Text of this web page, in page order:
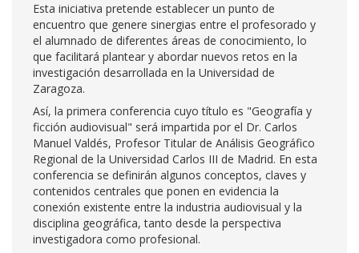
Esta iniciativa pretende establecer un punto de
encuentro que genere sinergias entre el profesorado y
el alumnado de diferentes áreas de conocimiento, lo
que facilitará plantear y abordar nuevos retos en la
investigación desarrollada en la Universidad de
Zaragoza.
Así, la primera conferencia cuyo título es "Geografía y
ficción audiovisual" será impartida por el Dr. Carlos
Manuel Valdés, Profesor Titular de Análisis Geográfico
Regional de la Universidad Carlos III de Madrid. En esta
conferencia se definirán algunos conceptos, claves y
contenidos centrales que ponen en evidencia la
conexión existente entre la industria audiovisual y la
disciplina geográfica, tanto desde la perspectiva
investigadora como profesional.